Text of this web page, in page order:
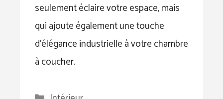
seulement éclaire votre espace, mais
qui ajoute également une touche
d’élégance industrielle à votre chambre
à coucher.